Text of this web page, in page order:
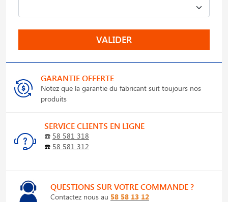
VALIDER
GARANTIE OFFERTE
Notez que la garantie du fabricant suit toujours nos
produits
SERVICE CLIENTS EN LIGNE
☎️ 58 581 318
☎️ 58 581 312
QUESTIONS SUR VOTRE COMMANDE ?
Contactez nous au 58 58 13 12